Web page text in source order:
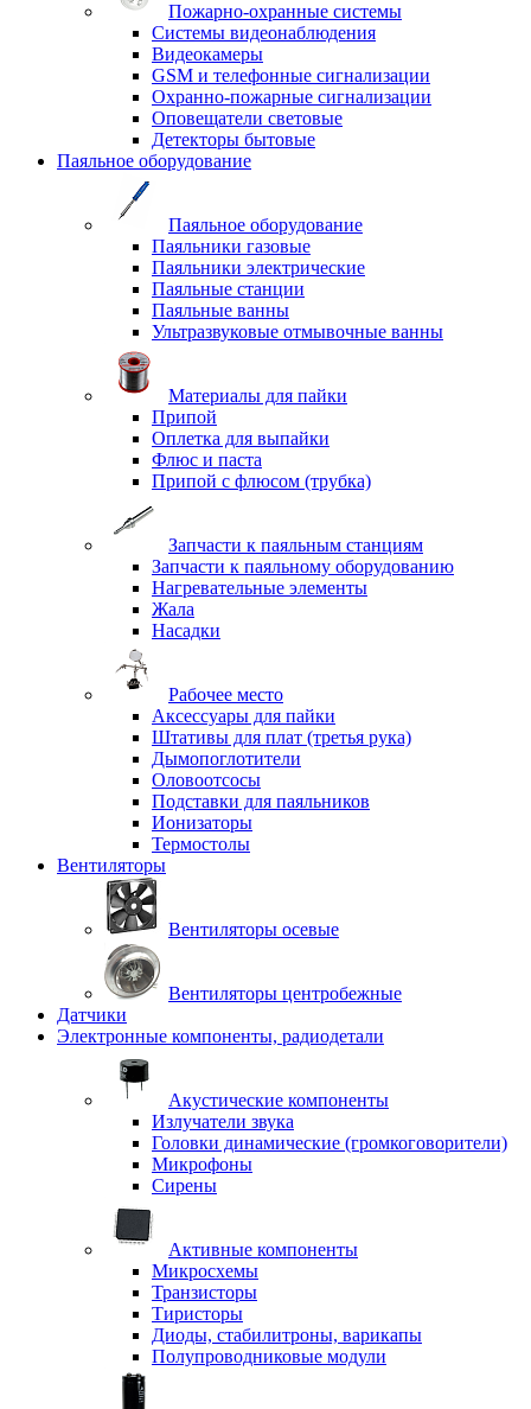
Пожарно-охранные системы
Системы видеонаблюдения
Видеокамеры
GSM и телефонные сигнализации
Охранно-пожарные сигнализации
Оповещатели световые
Детекторы бытовые
Паяльное оборудование
Паяльное оборудование
Паяльники газовые
Паяльники электрические
Паяльные станции
Паяльные ванны
Ультразвуковые отмывочные ванны
Материалы для пайки
Припой
Оплетка для выпайки
Флюс и паста
Припой с флюсом (трубка)
Запчасти к паяльным станциям
Запчасти к паяльному оборудованию
Нагревательные элементы
Жала
Насадки
Рабочее место
Аксессуары для пайки
Штативы для плат (третья рука)
Дымопоглотители
Оловоотсосы
Подставки для паяльников
Ионизаторы
Термостолы
Вентиляторы
Вентиляторы осевые
Вентиляторы центробежные
Датчики
Электронные компоненты, радиодетали
Акустические компоненты
Излучатели звука
Головки динамические (громкоговорители)
Микрофоны
Сирены
Активные компоненты
Микросхемы
Транзисторы
Тиристоры
Диоды, стабилитроны, варикапы
Полупроводниковые модули